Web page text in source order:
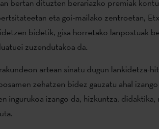
bertan dituzten berariazko premiak
eta goi-mailako zentroetan,
bidetik, gisa horretako lanpostuak
zuzendutakoa da.
artean sinatu dugun lankidetza-
zehatzen bidez gauzatu ahal
ingurukoa izango da, hizkuntza,